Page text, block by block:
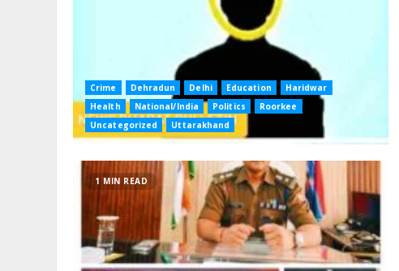
Crime Dehradun Delhi Education
Haridwar
Health
National/India Politics
Roorkee
Uncategorized
Uttarakhand
1 MIN READ